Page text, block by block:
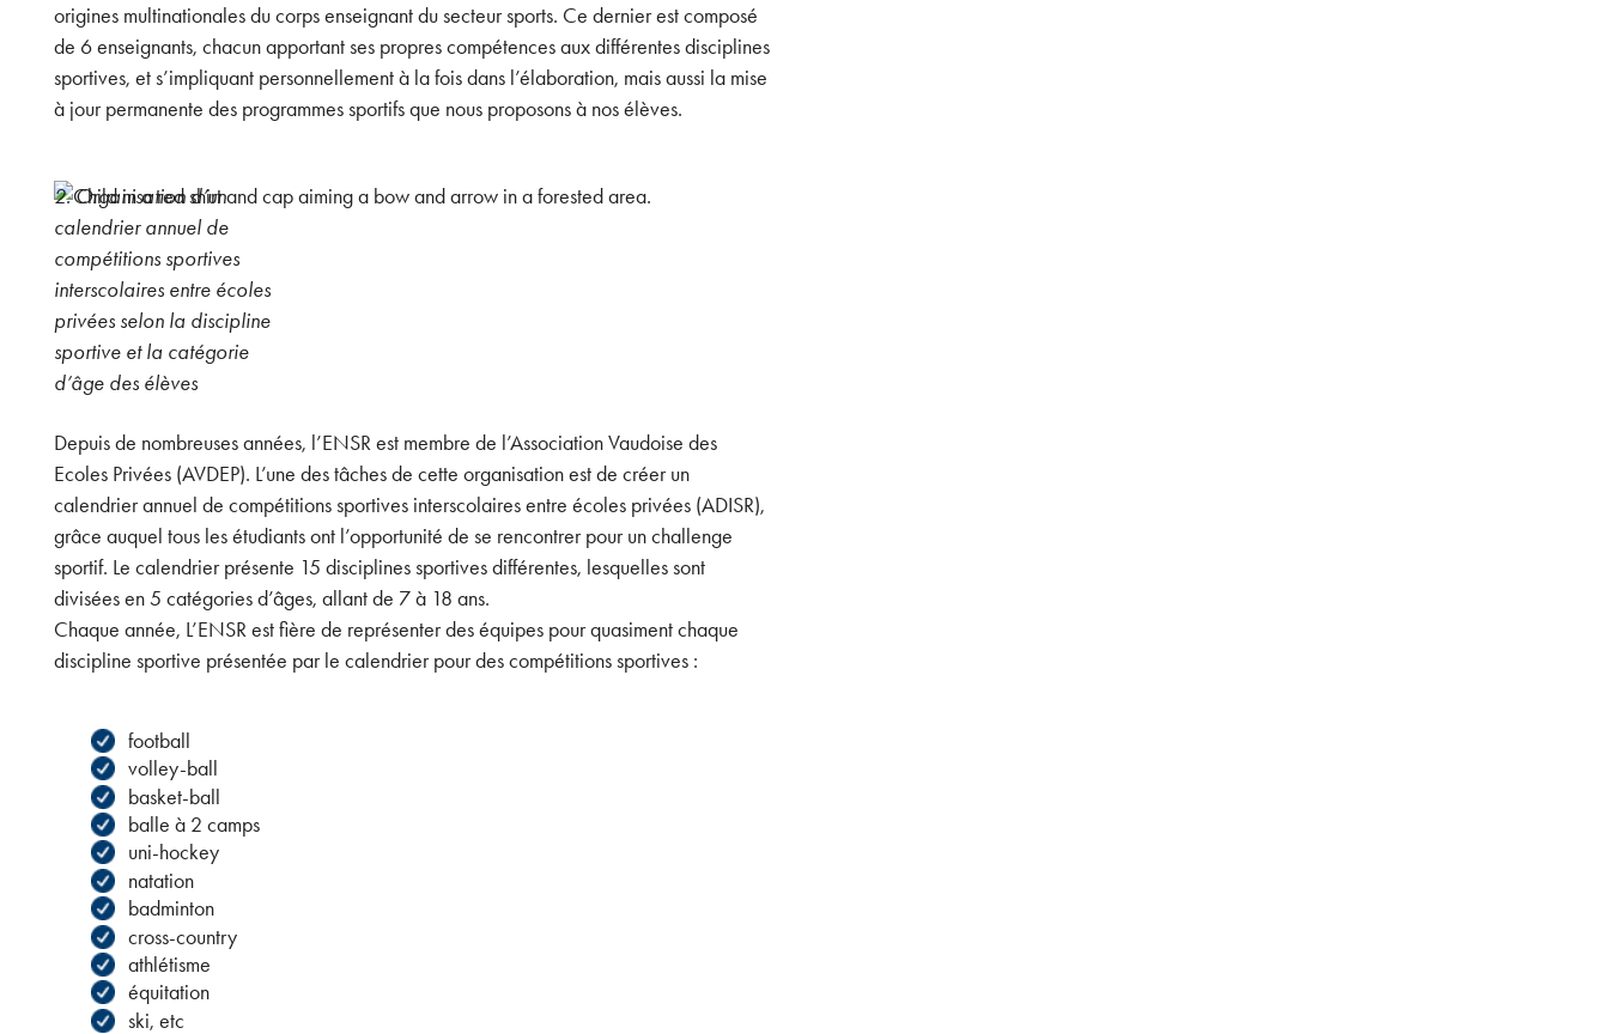
origines multinationales du corps enseignant du secteur sports. Ce dernier est composé
de 6 enseignants, chacun apportant ses propres compétences aux différentes disciplines
sportives, et s’impliquant personnellement à la fois dans l’élaboration, mais aussi la mise
à jour permanente des programmes sportifs que nous proposons à nos élèves.
2. Organisation d’un
calendrier annuel de
compétitions sportives
interscolaires entre écoles
privées selon la discipline
sportive et la catégorie
d’âge des élèves
Depuis de nombreuses années, l’ENSR est membre de l’Association Vaudoise des
Ecoles Privées (AVDEP). L’une des tâches de cette organisation est de créer un
calendrier annuel de compétitions sportives interscolaires entre écoles privées (ADISR),
grâce auquel tous les étudiants ont l’opportunité de se rencontrer pour un challenge
sportif. Le calendrier présente 15 disciplines sportives différentes, lesquelles sont
divisées en 5 catégories d’âges, allant de 7 à 18 ans.
Chaque année, L’ENSR est fière de représenter des équipes pour quasiment chaque
discipline sportive présentée par le calendrier pour des compétitions sportives :
football
volley-ball
basket-ball
balle à 2 camps
uni-hockey
natation
badminton
cross-country
athlétisme
équitation
ski, etc